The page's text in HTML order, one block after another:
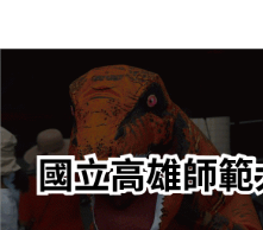
轉
要
內
容